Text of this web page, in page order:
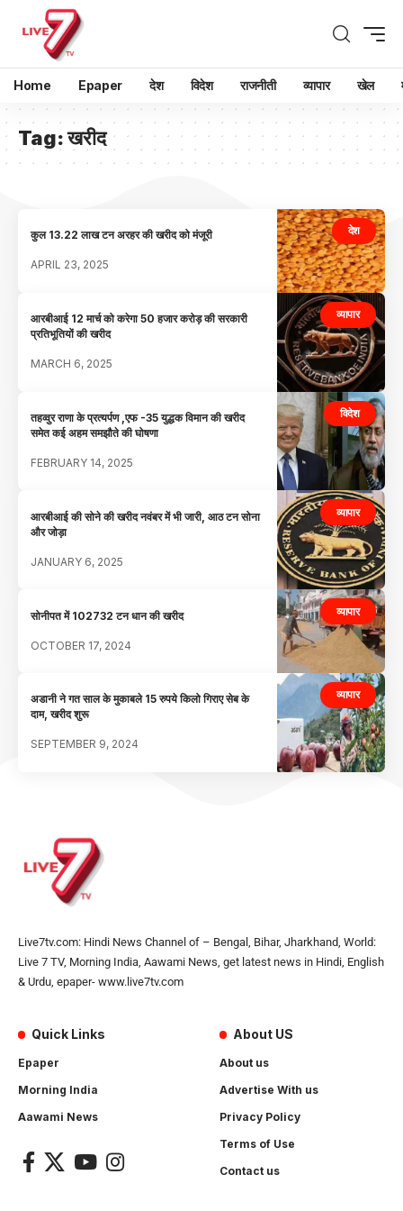
Home Epaper देश विदेश राजनीती व्यापार खेल
Tag:खरीद
देश
कुल 13.22 लाख टन अरहर की खरीद को मंजूरी
APRIL 23, 2025
व्यापार
आरबीआई 12 मार्च को करेगा 50 हजार करोड़ की सरकारी
प्रतिभूतियों की खरीद
MARCH 6, 2025
विदेश
तहव्वुर राणा के प्रत्यर्पण ,एफ -35 युद्धक विमान की खरीद
समेत कई अहम समझौते की घोषणा
FEBRUARY 14, 2025
व्यापार
आरबीआई की सोने की खरीद नवंबर में भी जारी, आठ टन सोना
और जोड़ा
JANUARY 6, 2025
व्यापार
सोनीपत में 102732 टन धान की खरीद
OCTOBER 17, 2024
व्यापार
अडानी ने गत साल के मुकाबले 15 रुपये किलो गिराए सेब के
दाम, खरीद शुरू
SEPTEMBER 9, 2024
Live7tv.com: Hindi News Channel of – Bengal, Bihar, Jharkhand, World:
Live 7 TV, Morning India, Aawami News, get latest news in Hindi, English
& Urdu, epaper- www.live7tv.com
Quick Links
Epaper
Morning India
Aawami News
About US
About us
Advertise With us
Privacy Policy
Terms of Use
Contact us